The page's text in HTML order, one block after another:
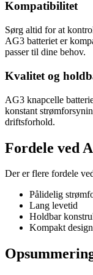
Kompatibilitet
Sørg altid for at
AG3 batteriet er
passer til dine behov.
Kvalitet og
AG3 knapcelle
konstant
driftsforhold.
Fordele ved
Der er flere fordele
Pålidelig
Lang levetid
Holdbar
Kompakt design